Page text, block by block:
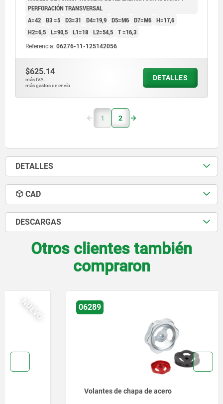
PERFORACIÓN TRANSVERSAL
A=42 B3 =5 D3=31 D4=19,9 D5=M6 D7=M6 H=17,6
H2=6,5 L=90,5 L1=18 L2=54,5 T =16,3
Referencia: 06276-11-125142056
$625.14
más IVA.
más gastos de envío
DETALLES
1 2
DETALLES
CAD
DESCARGAS
Otros clientes también
compraron
06289
Volantes de chapa de acero